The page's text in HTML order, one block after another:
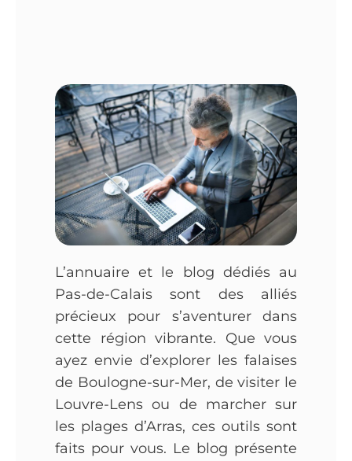
L’annuaire et le blog dédiés au
Pas-de-Calais sont des alliés
précieux pour s’aventurer dans
cette région vibrante. Que vous
ayez envie d’explorer les falaises
de Boulogne-sur-Mer, de visiter le
Louvre-Lens ou de marcher sur
les plages d’Arras, ces outils sont
faits pour vous. Le blog présente